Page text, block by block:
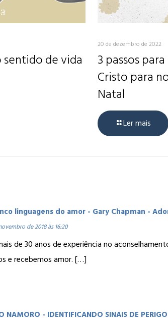
de vida
20 de dezembro de 2022
3 passos
Cristo para
Natal
Ler mais
linguagens do amor - Gary Chapman -
de 2018 às 16:20
de 30 anos de experiência no
e recebemos amor. […]
NAMORO - IDENTIFICANDO SINAIS DE